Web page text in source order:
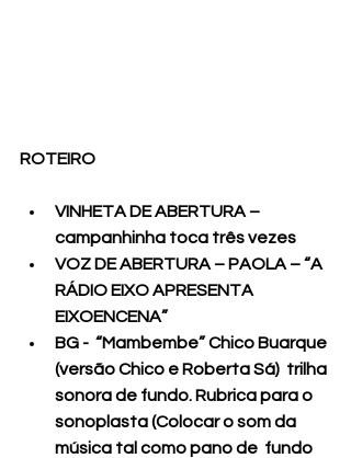
ROTEIRO
VINHETA DE ABERTURA –
campanhinha toca três vezes
VOZ DE ABERTURA – PAOLA – “A
RÁDIO EIXO APRESENTA
EIXOENCENA”
BG -  “Mambembe” Chico Buarque
(versão Chico e Roberta Sá)  trilha
sonora de fundo. Rubrica para o
sonoplasta (Colocar o som da
música tal como pano de  fundo